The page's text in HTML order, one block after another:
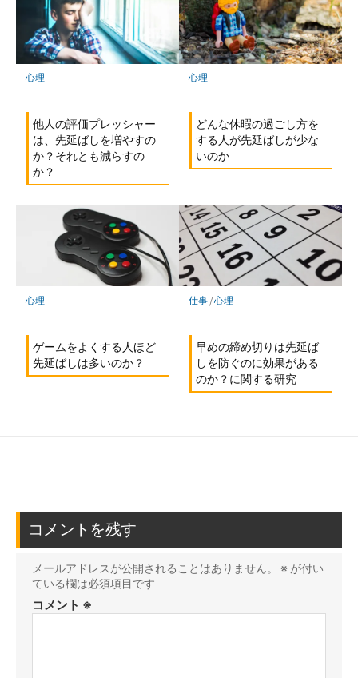
心理
他人の評価プレッシャー
は、先延ばしを増やすの
か？それとも減らすの
か？
心理
どんな休暇の過ごし方を
する人が先延ばしが少な
いのか
心理
ゲームをよくする人ほど
先延ばしは多いのか？
仕事/心理
早めの締め切りは先延ば
しを防ぐのに効果がある
のか？に関する研究
コメントを残す
メールアドレスが公開されることはありません。 ※ が付い
ている欄は必須項目です
コメント ※